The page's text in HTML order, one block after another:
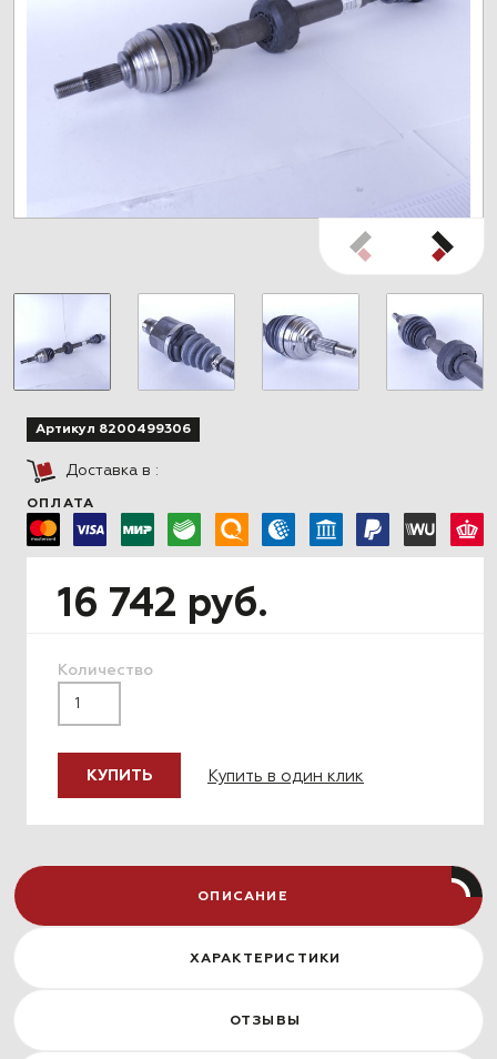
Артикул 8200499306
Доставка в :
ОПЛАТА
16 742 руб.
Количество
КУПИТЬ Купить в один клик
ОПИСАНИЕ
ХАРАКТЕРИСТИКИ
ОТЗЫВЫ